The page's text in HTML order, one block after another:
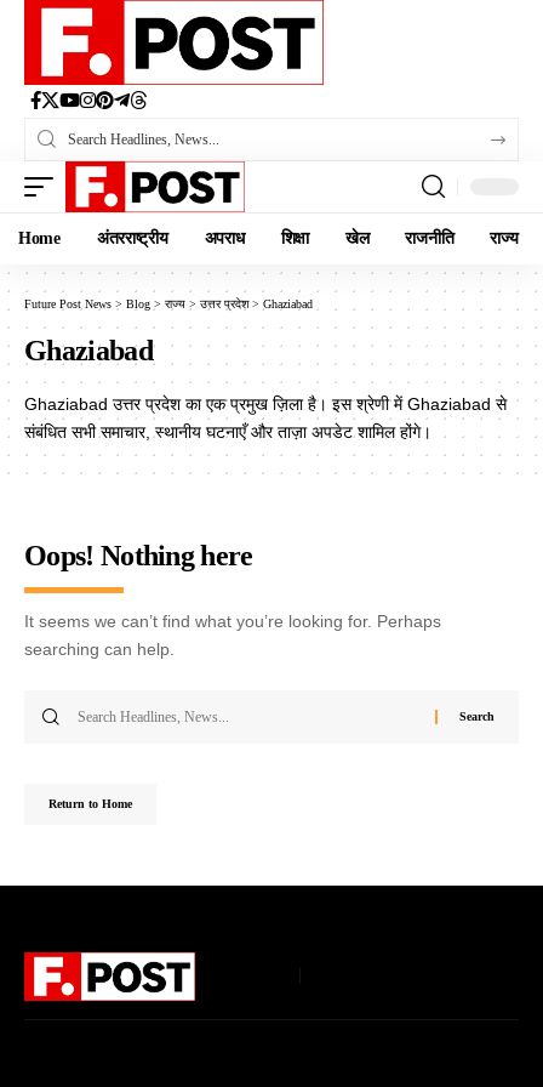
Home अंतरराष्ट्रीय अपराध शिक्षा खेल राजनीति राज्य
Future Post News > Blog > राज्य > उत्तर प्रदेश> Ghaziabad
Ghaziabad
Ghaziabad उत्तर प्रदेश का एक प्रमुख ज़िला है। इस श्रेणी में Ghaziabad से
संबंधित सभी समाचार, स्थानीय घटनाएँ और ताज़ा अपडेट शामिल होंगे।
Oops! Nothing here
It seems we can’t find what you’re looking for. Perhaps
searching can help.
Return to Home